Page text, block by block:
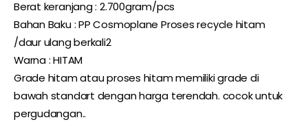
Berat keranjang : 2.700gram/pcs
Bahan Baku : PP Cosmoplane Proses recycle hitam
/daur ulang berkali2
Warna : HITAM
Grade hitam atau proses hitam memiliki grade di
bawah standart dengan harga terendah. cocok untuk
pergudangan..